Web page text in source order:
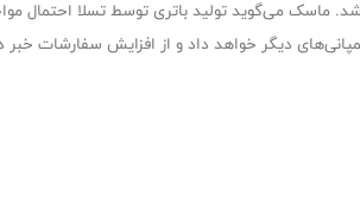
ماسک می‌گوید تولید باتری توسط تسلا احتمال